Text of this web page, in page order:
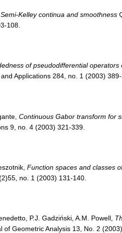
Semi-Kelley continua and smoothness
108.
of pseudodifferential operators
Applications 284, no. 1 (2003)
Continuous Gabor transform for
9, no. 4 (2003) 321-339.
Function spaces and classes
no. 1 (2003) 131-140.
P.J. Gadziński, A.M. Powell,
of Geometric Analysis 13, No. 2